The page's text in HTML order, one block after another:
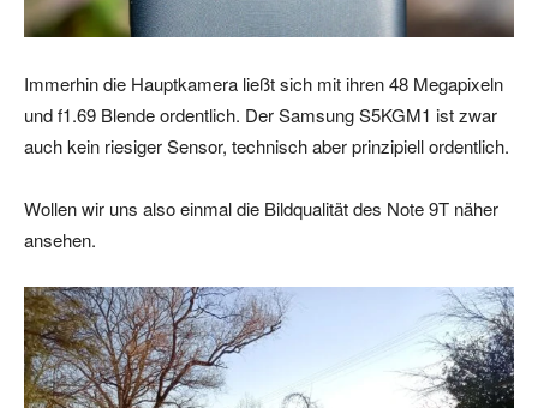
Immerhin die Hauptkamera ließt sich mit ihren 48 Megapixeln
und f1.69 Blende ordentlich. Der Samsung S5KGM1 ist zwar
auch kein riesiger Sensor, technisch aber prinzipiell ordentlich.
Wollen wir uns also einmal die Bildqualität des Note 9T näher
ansehen.